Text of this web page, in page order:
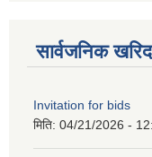
सार्वजनिक
Invitation for bids
मिति: 04/21/2026 -